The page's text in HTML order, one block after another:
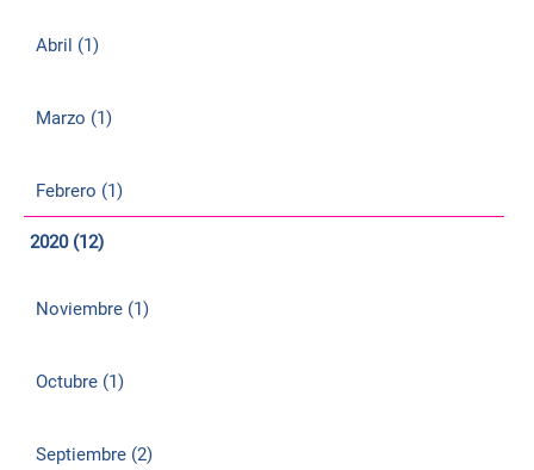
Abril (1)
Marzo (1)
Febrero (1)
2020 (12)
Noviembre (1)
Octubre (1)
Septiembre (2)